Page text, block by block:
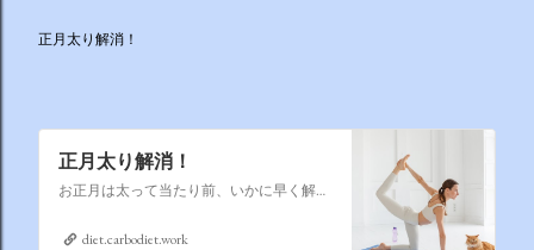
正月太り解消！
正月太り解消！
お正月は太って当たり前、いかに早く解消するかそれが課題なのです
diet.carbodiet.work